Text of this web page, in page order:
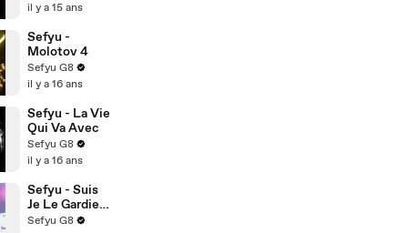
il y a 15 ans
Sefyu -
Molotov 4
Sefyu G8
il y a 16 ans
Sefyu - La Vie
Qui Va Avec
Sefyu G8
il y a 16 ans
Sefyu - Suis
Je Le Gardien
De Mon Frère
Sefyu G8